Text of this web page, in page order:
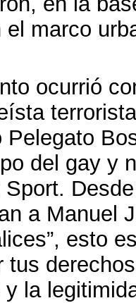
el marco
ocurrió
Pelegato
del gay y
a Manuel
esto
tus
y la